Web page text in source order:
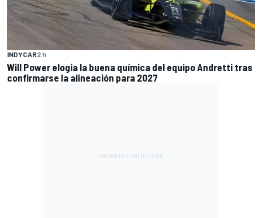
INDYCAR2 h
Will Power elogia la buena química del equipo Andretti tras
confirmarse la alineación para 2027